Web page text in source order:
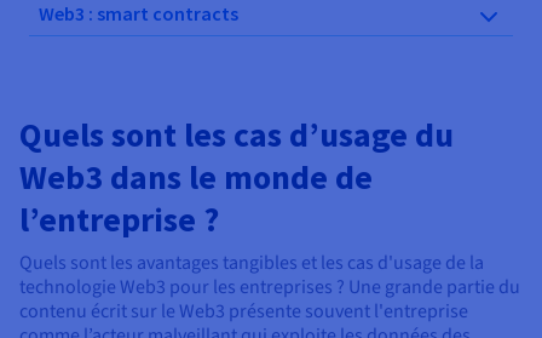
Web3 : smart contracts
Quels sont les cas d’usage du
Web3 dans le monde de
l’entreprise ?
Quels sont les avantages tangibles et les cas d'usage de la
technologie Web3 pour les entreprises ? Une grande partie du
contenu écrit sur le Web3 présente souvent l'entreprise